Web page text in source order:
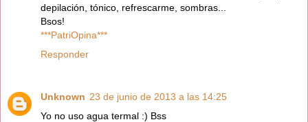
depilación, tónico, refrescarme, sombras...
Bsos!
***PatriOpina***
Responder
Unknown 23 de junio de 2013 a las 14:25
Yo no uso agua termal :) Bss